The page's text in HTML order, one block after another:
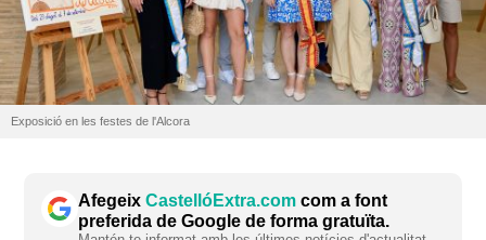
Exposició en les festes de l'Alcora
Afegeix CastellóExtra.com com a font
preferida de Google de forma gratuïta.